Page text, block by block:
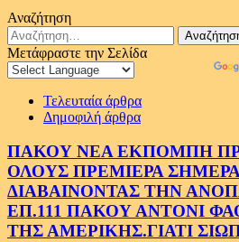
Αναζήτηση
Αναζήτηση
για:
Μετάφραστε την Σελίδα
Τελευταία άρθρα
Δημοφιλή άρθρα
ΠΑΚΟΥ ΝΕΑ ΕΚΠΟΜΠΗ
ΟΛΟΥΣ ΠΡΕΜΙΕΡΑ ΣΗΜΕΡΑ
ΔΙΑΒΑΙΝΟΝΤΑΣ ΤΗΝ
ΕΠ.111 ΠΑΚΟΥ ΑΝΤΟΝΙ
ΤΗΣ ΑΜΕΡΙΚΗΣ.ΓΙΑΤΙ